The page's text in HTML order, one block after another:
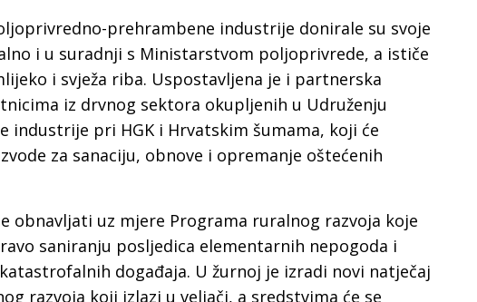
prehrambene industrije donirale su svoje
i u suradnji s Ministarstvom poljoprivrede, a ističe
i svježa riba. Uspostavljena je i partnerska
iz drvnog sektora okupljenih u Udruženju
industrije pri HGK i Hrvatskim šumama, koji će
za sanaciju, obnove i opremanje oštećenih
obnavljati uz mjere Programa ruralnog razvoja koje
saniranju posljedica elementarnih nepogoda i
događaja. U žurnoj je izradi novi natječaj
razvoja koji izlazi u veljači, a sredstvima će se